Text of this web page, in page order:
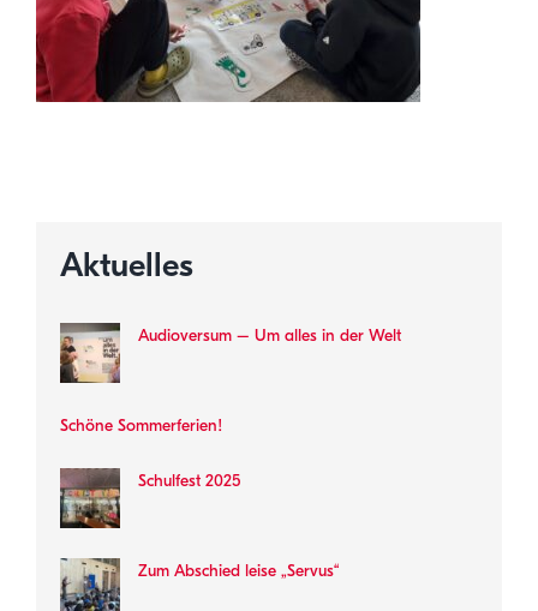
Aktuelles
Audioversum – Um alles in der Welt
Schöne Sommerferien!
Schulfest 2025
Zum Abschied leise „Servus“